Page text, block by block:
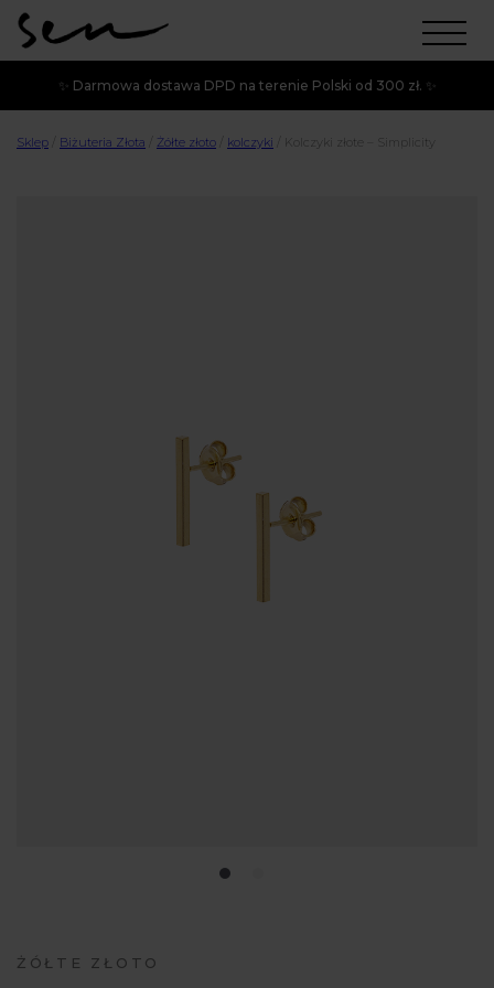
✨ Darmowa dostawa DPD na terenie Polski od 300 zł. ✨
Sklep Biżuteria Złota Żółte złoto kolczyki Kolczyki złote – Simplicity
ŻÓŁTE ZŁOTO